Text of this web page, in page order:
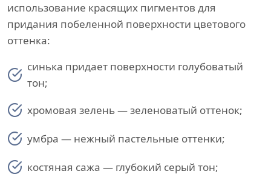
использование красящих пигментов для
придания побеленной поверхности цветового
оттенка:
синька придает поверхности голубоватый
тон;
хромовая зелень — зеленоватый оттенок;
умбра — нежный пастельные оттенки;
костяная сажа — глубокий серый тон;